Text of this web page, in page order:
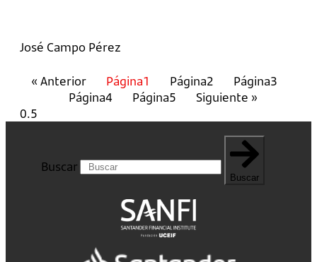
José Campo Pérez
« Anterior Página1 Página2 Página3
Página4 Página5 Siguiente »
Buscar
Buscar